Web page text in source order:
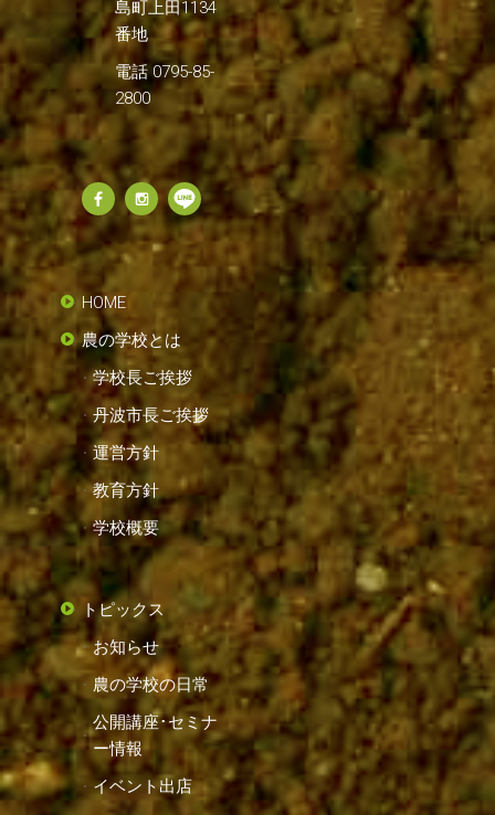
島町上田1134
番地
電話 0795-85-
2800
HOME
農の学校とは
学校長ご挨拶
丹波市長ご挨拶
運営方針
教育方針
学校概要
トピックス
お知らせ
農の学校の日常
公開講座･セミナ
ー情報
イベント出店